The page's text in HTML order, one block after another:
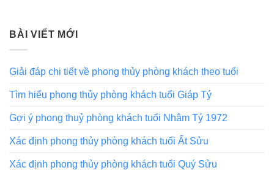
BÀI VIẾT MỚI
Giải đáp chi tiết về phong thủy phòng khách theo tuổi
Tìm hiểu phong thủy phòng khách tuổi Giáp Tý
Gợi ý phong thuỷ phòng khách tuổi Nhâm Tý 1972
Xác định phong thủy phòng khách tuổi Ất Sửu
Xác định phong thủy phòng khách tuổi Quý Sửu